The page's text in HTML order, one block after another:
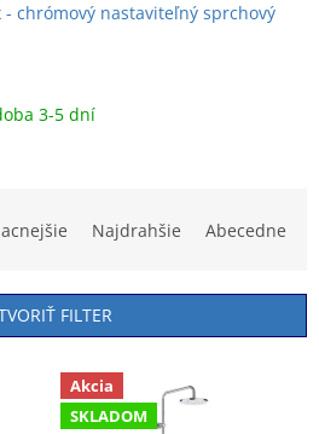
- chrómový nastaviteľný sprchový
3-5 dní
Najdrahšie Abecedne
FILTER
Akcia
SKLADOM